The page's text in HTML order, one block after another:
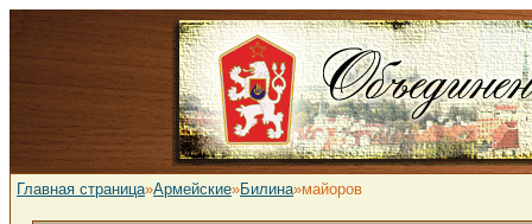
Главная страница»Армейские»Билина»майоров